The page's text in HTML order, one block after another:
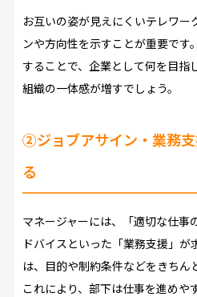
お互いの姿が見えにくいテレワー
ンや方向性を示すことが重要です
することで、企業として何を目指
組織の一体感が増すでしょう。
②ジョブアサイン・業務
る
マネージャーには、「適切な仕事
ドバイスといった「業務支援」
は、目的や制約条件などをきちん
これにより、部下は仕事を進めや